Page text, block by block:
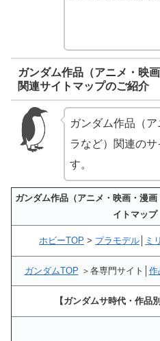
ガンダム作品（アニメ・映
関連サイトマップのご紹介
ガンダム作品（
ラなど）関連の
す。
ガンダム作品（アニメ・映画・漫
イトマップ
ホビーTOP > プラモデル ミ
ガンダムTOP ＞各専門サイト│ 作
【ガンダムサ時代・作品